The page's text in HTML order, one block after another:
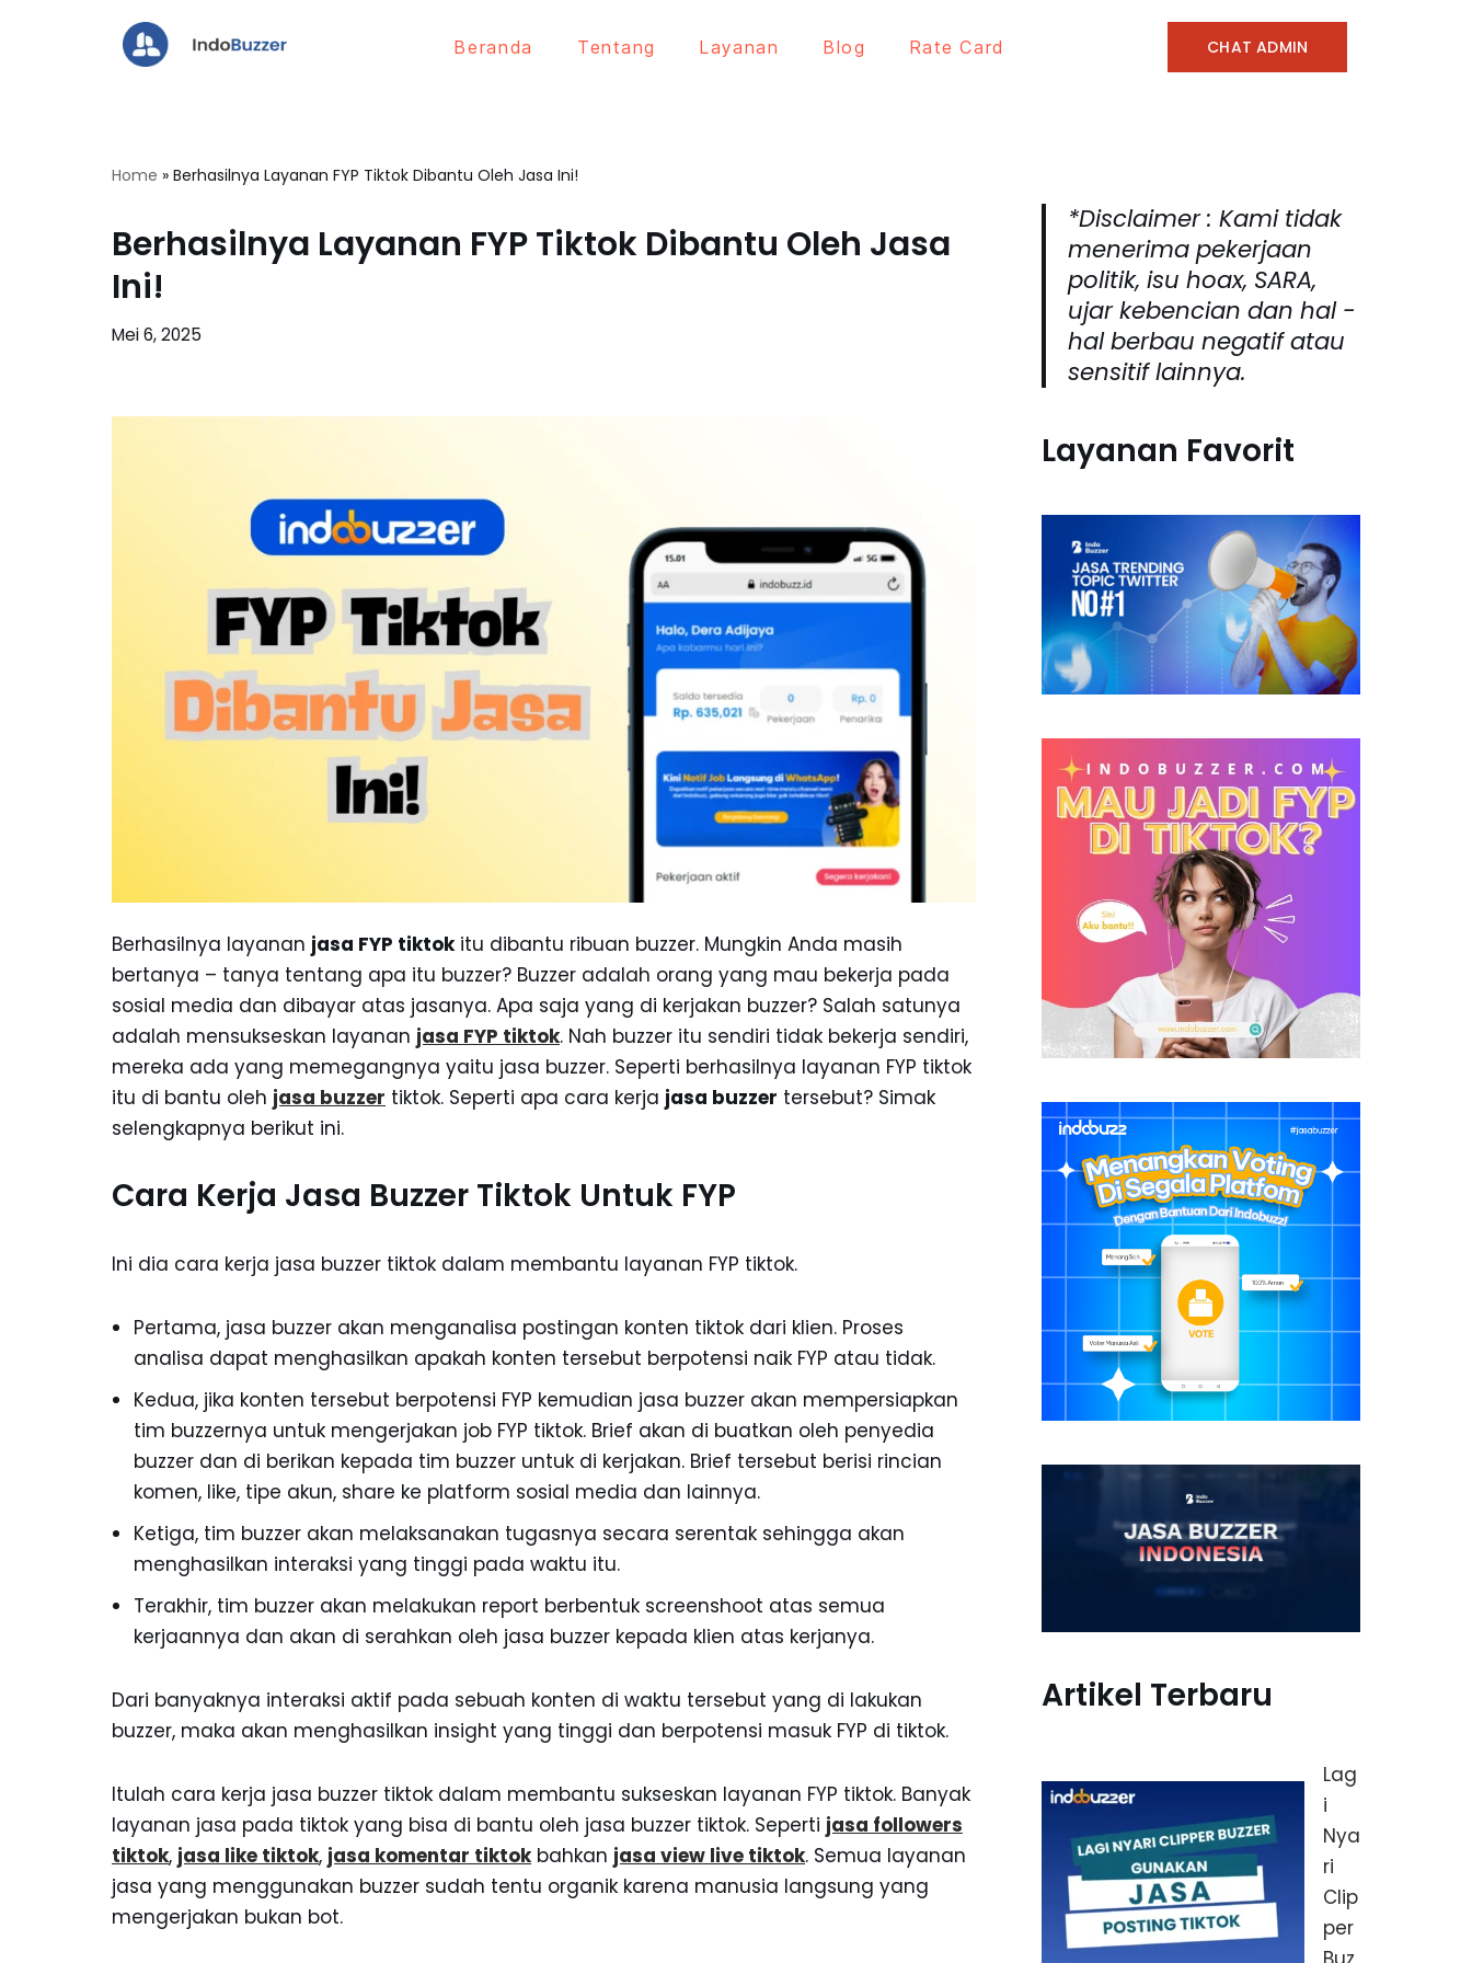
Beranda Tentang Layanan Blog Rate Card CHAT ADMIN
Home » Berhasilnya Layanan FYP Tiktok Dibantu Oleh Jasa Ini!
Berhasilnya Layanan FYP Tiktok Dibantu Oleh Jasa
Ini!
Mei 6, 2025
Berhasilnya layanan jasa FYP tiktokitu dibantu ribuan buzzer. Mungkin Anda masih
bertanya – tanya tentang apa itu buzzer? Buzzer adalah orang yang mau bekerja pada
sosial media dan dibayar atas jasanya. Apa saja yang di kerjakan buzzer? Salah satunya
adalah mensukseskan layanan jasa FYP tiktok. Nah buzzer itu sendiri tidak bekerja sendiri,
mereka ada yang memegangnya yaitu jasa buzzer. Seperti berhasilnya layanan FYP tiktok
itu di bantu oleh jasa buzzer tiktok. Seperti apa cara kerja jasa buzzer tersebut? Simak
selengkapnya berikut ini.
Cara Kerja Jasa Buzzer Tiktok Untuk FYP
Ini dia cara kerja jasa buzzer tiktok dalam membantu layanan FYP tiktok.
Pertama, jasa buzzer akan menganalisa postingan konten tiktok dari klien. Proses
analisa dapat menghasilkan apakah konten tersebut berpotensi naik FYP atau tidak.
Kedua, jika konten tersebut berpotensi FYP kemudian jasa buzzer akan mempersiapkan
tim buzzernya untuk mengerjakan job FYP tiktok. Brief akan di buatkan oleh penyedia
buzzer dan di berikan kepada tim buzzer untuk di kerjakan. Brief tersebut berisi rincian
komen, like, tipe akun, share ke platform sosial media dan lainnya.
Ketiga, tim buzzer akan melaksanakan tugasnya secara serentak sehingga akan
menghasilkan interaksi yang tinggi pada waktu itu.
Terakhir, tim buzzer akan melakukan report berbentuk screenshoot atas semua
kerjaannya dan akan di serahkan oleh jasa buzzer kepada klien atas kerjanya.
Dari banyaknya interaksi aktif pada sebuah konten di waktu tersebut yang di lakukan
buzzer, maka akan menghasilkan insight yang tinggi dan berpotensi masuk FYP di tiktok.
Itulah cara kerja jasa buzzer tiktok dalam membantu sukseskan layanan FYP tiktok. Banyak
layanan jasa pada tiktok yang bisa di bantu oleh jasa buzzer tiktok. Seperti jasa followers
tiktok, jasa like tiktok, jasa komentar tiktokbahkan jasa view live tiktok. Semua layanan
jasa yang menggunakan buzzer sudah tentu organik karena manusia langsung yang
mengerjakan bukan bot.
*Disclaimer : Kami tidak
menerima pekerjaan
politik, isu hoax, SARA,
ujar kebencian dan hal -
hal berbau negatif atau
sensitif lainnya.
Layanan Favorit
Artikel Terbaru
Lag
i
Nya
ri
Clip
per